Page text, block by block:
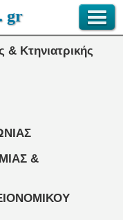
gr
& Κτηνιατρικής
&